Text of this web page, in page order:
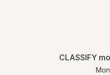
CLASSIFY